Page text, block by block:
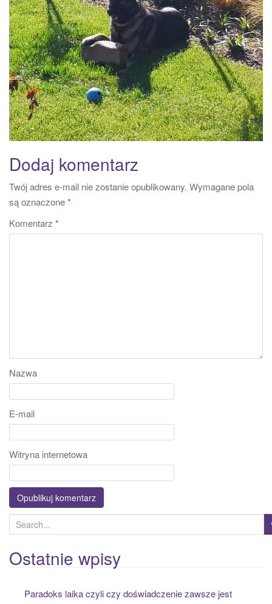
Dodaj komentarz
Twój adres e-mail nie zostanie opublikowany. Wymagane pola
są oznaczone*
Komentarz *
Nazwa
E-mail
Witryna internetowa
e
a
r
Ostatnie wpisy
Paradoks laika czyli czy doświadczenie zawsze jest